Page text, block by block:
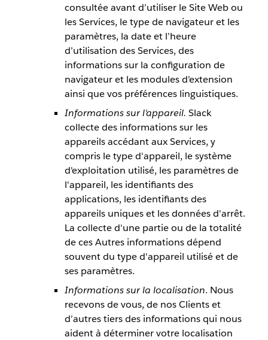
consultée avant d’utiliser le Site Web ou
les Services, le type de navigateur et les
paramètres, la date et l’heure
d’utilisation des Services, des
informations sur la configuration de
navigateur et les modules d’extension
ainsi que vos préférences linguistiques.
Informations sur l'appareil. Slack
collecte des informations sur les
appareils accédant aux Services, y
compris le type d'appareil, le système
d'exploitation utilisé, les paramètres de
l'appareil, les identifiants des
applications, les identifiants des
appareils uniques et les données d'arrêt.
La collecte d'une partie ou de la totalité
de ces Autres informations dépend
souvent du type d'appareil utilisé et de
ses paramètres.
Informations sur la localisation. Nous
recevons de vous, de nos Clients et
d’autres tiers des informations qui nous
aident à déterminer votre localisation